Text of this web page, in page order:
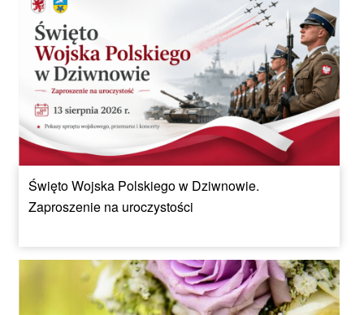
Święto Wojska Polskiego w Dziwnowie.
Zaproszenie na uroczystości